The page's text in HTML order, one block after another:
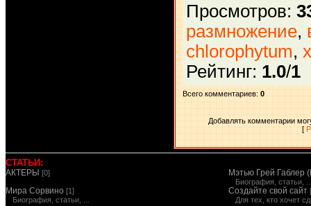
Просмотров:
размножение,
chlorophytum,
Рейтинг: 1.0/1
Всего комментариев: 0
Добавлять комментарии
[
СТАТЬИ:
АКТЕРЫ [0] Мэтью Грей Габлер
Биография, статьи,
Мира Сорвино [1]
Биография, статьи, ...
Создайте свой сайт
Для тех, кто хочет